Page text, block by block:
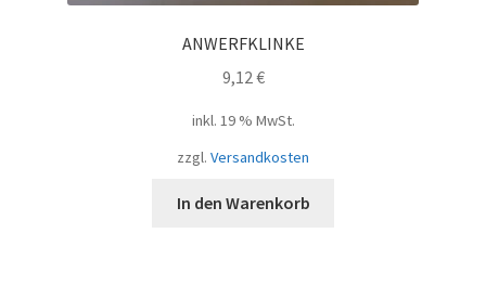
ANWERFKLINKE
9,12 €
inkl. 19 % MwSt.
zzgl. Versandkosten
In den Warenkorb